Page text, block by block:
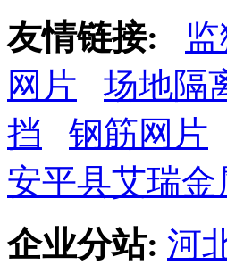
友情链接:
网片
场地隔
挡
钢筋网片
安平县艾瑞
企业分站: 河